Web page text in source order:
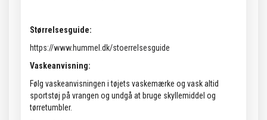
Størrelsesguide:
https://www.hummel.dk/stoerrelsesguide
Vaskeanvisning:
Følg vaskeanvisningen i tøjets vaskemærke og vask altid
sportstøj på vrangen og undgå at bruge skyllemiddel og
tørretumbler.